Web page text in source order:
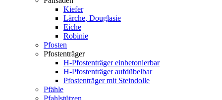
Kiefer
Lärche, Douglasie
Eiche
Robinie
Pfosten
Pfostenträger
H-Pfostenträger einbetonierbar
H-Pfostenträger aufdübelbar
Pfostenträger mit Steindolle
Pfähle
Pfahlstützen